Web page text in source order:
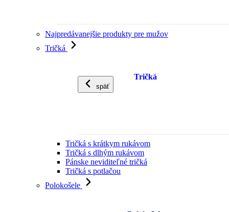
Najpredávanejšie produkty pre mužov
Tričká
späť
Tričká
Tričká s krátkym rukávom
Tričká s dlhým rukávom
Pánske neviditeľné tričká
Tričká s potlačou
Polokošele